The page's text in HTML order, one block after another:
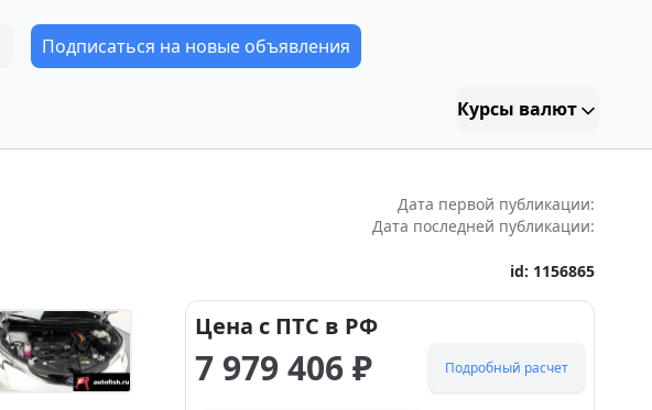
Подписаться на новые объявления
Курсы валют
Дата первой публикации:
Дата последней публикации:
id: 1156865
Цена с ПТС в РФ
7 979 406₽ Подробный расчет